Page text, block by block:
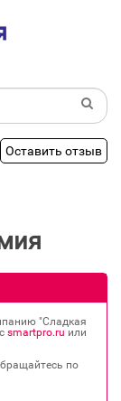
Оставить отзыв
"Сладкая
smartpro.ru или
по